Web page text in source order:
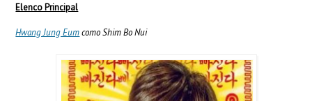
Elenco Principal
Hwang Jung Eumcomo Shim Bo Nui